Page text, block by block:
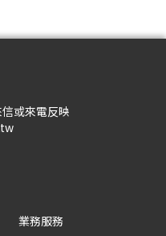
或來電反映
業務服務